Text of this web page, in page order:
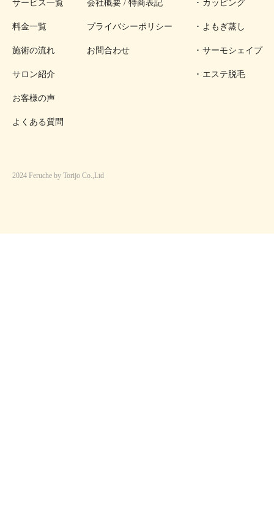
サービス一覧
料金一覧
施術の流れ
サロン紹介
お客様の声
よくある質問
会社概要 / 特商表記
プライバシーポリシー
お問合わせ
カッピング
よもぎ蒸し
サーモシェイプ
エステ脱毛
2024 Feruche by Torijo Co.,Ltd